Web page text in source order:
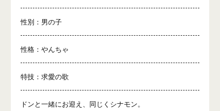
性別：男の子
性格：やんちゃ
特技：求愛の歌
ドンと一緒にお迎え、同じくシナモン。